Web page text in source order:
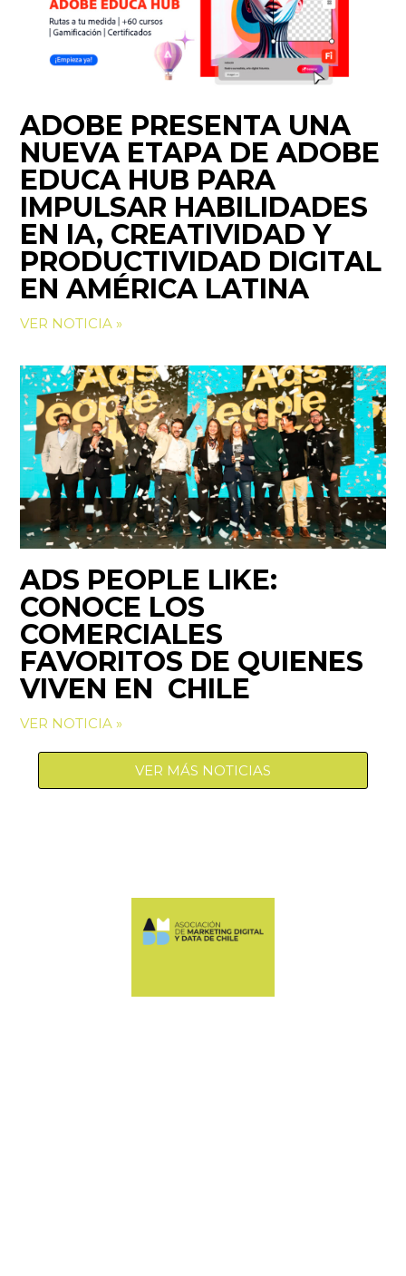
ADOBE PRESENTA UNA
NUEVA ETAPA DE ADOBE
EDUCA HUB PARA
IMPULSAR HABILIDADES
EN IA, CREATIVIDAD Y
PRODUCTIVIDAD DIGITAL
EN AMÉRICA LATINA
VER NOTICIA »
ADS PEOPLE LIKE:
CONOCE LOS
COMERCIALES
FAVORITOS DE QUIENES
VIVEN EN CHILE
VER NOTICIA »
VER MÁS NOTICIAS